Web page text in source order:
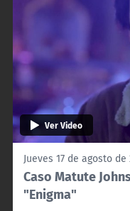
Ver Video
Jueves 17 de agosto de
Caso Matute
"Enigma"